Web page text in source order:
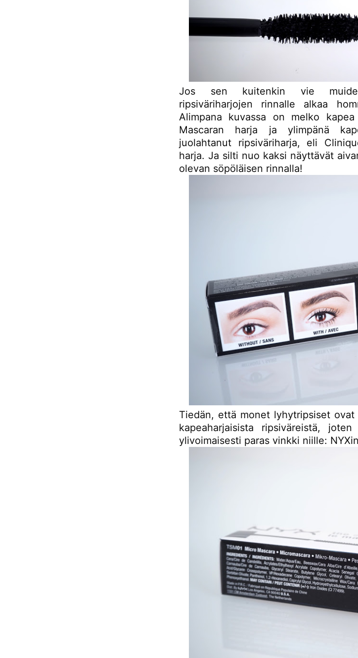
Jos sen kuitenkin vie
ripsiväriharjojen rinnalle alkaa
Alimpana kuvassa on melko
Mascaran harja ja ylimpänä
juolahtanut ripsiväriharja, eli
harja. Ja silti nuo kaksi näyttävät
olevan söpöläisen rinnalla!
Tiedän, että monet lyhytripsiset
kapeaharjaisista ripsiväreistä,
ylivoimaisesti paras vinkki niille: